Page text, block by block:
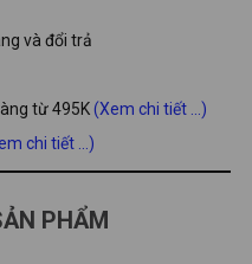
và đổi trả
từ 495K(Xem chi tiết ...)
chi tiết ...)
PHẨM